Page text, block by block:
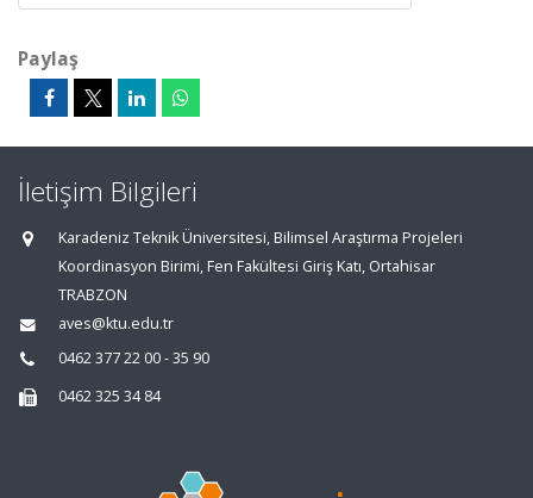
Paylaş
İletişim Bilgileri
Karadeniz Teknik Üniversitesi, Bilimsel Araştırma Projeleri
Koordinasyon Birimi, Fen Fakültesi Giriş Katı, Ortahisar
TRABZON
aves@ktu.edu.tr
0462 377 22 00 - 35 90
0462 325 34 84